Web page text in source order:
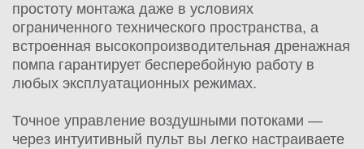
простоту монтажа даже в условиях
ограниченного технического пространства, а
встроенная высокопроизводительная дренажная
помпа гарантирует бесперебойную работу в
любых эксплуатационных режимах.
Точное управление воздушными потоками —
через интуитивный пульт вы легко настраиваете